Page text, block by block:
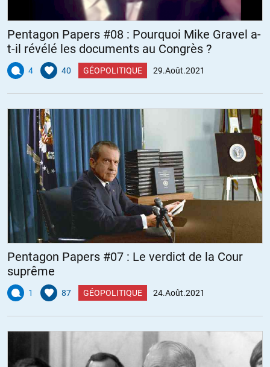
Pentagon Papers #08 : Pourquoi Mike Gravel a-
t-il révélé les documents au Congrès ?
4 40 GÉOPOLITIQUE 29.Août.2021
Pentagon Papers #07 : Le verdict de la Cour
suprême
1 87 GÉOPOLITIQUE 24.Août.2021